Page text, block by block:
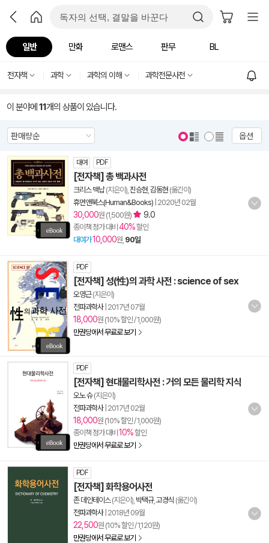
일반 만화 로맨스 판무 BL
전자책 과학 과학의 이해 과학전문사전
이 분야에 11개의 상품이 있습니다.
옵션
대여 PDF
[전자책] 총 백과사전
크리스 맥납(지은이), 진승현 김동현 (옮긴이)
휴먼앤북스(Human&Books) 2020년 02월
30,000원 (1,500원) 9.0
종이책 정가 대비 40%할인
대여가10,000원, 90일
PDF
[전자책] 성(性)의 과학 사전 : science of sex
오영근(지은이)
전파과학사| 2017년 07월
18,000원 (10% 할인 / 1,000원)
만권당에서 무료로 보기
PDF
[전자책] 현대물리학사전 : 거의 모든 물리학 지식
오노 슈(지은이)
전파과학사| 2017년 02월
18,000원 (10% 할인 / 1,000원)
종이책 정가 대비 10%할인
만권당에서 무료로 보기
PDF
[전자책] 화학용어사전
존 데인테이스(지은이), 박택규, 고경식 (옮긴이)
전파과학사| 2018년 09월
22,500원 (10% 할인 / 1,120원)
만권당에서 무료로 보기